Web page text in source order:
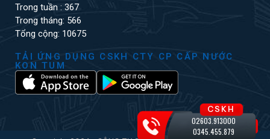
Trong tuần : 367
Trong tháng: 566
Tổng cộng: 10675
TẢI ỨNG DỤNG CSKH CTY CP CẤP NƯỚC
KON TUM
CSKH
02603.913000
0345.455.879